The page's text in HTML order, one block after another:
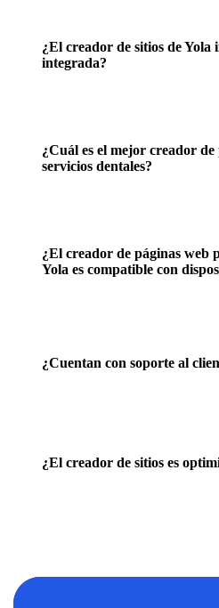
¿El creador de sitios de Yola
integrada?
¿Cuál es el mejor creador
servicios dentales?
¿El creador de páginas web
Yola es compatible con
¿Cuentan con soporte al
¿El creador de sitios es